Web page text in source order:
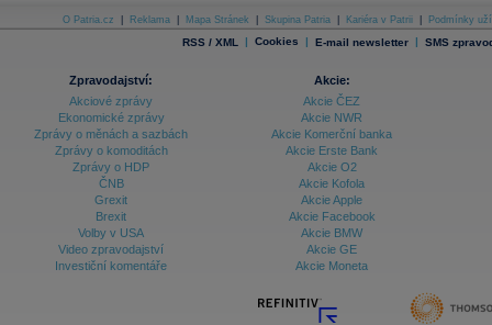
O Patria.cz Reklama Mapa Stránek Skupina Patria Kariéra v Patrii Podmínky
RSS / XML | Cookies | E-mail newsletter | SMS
Zpravodajství:
Akciové zprávy
Ekonomické zprávy
Zprávy o měnách a sazbách
Zprávy o komoditách
Zprávy o HDP
ČNB
Grexit
Brexit
Volby v USA
Video zpravodajství
Investiční komentáře
Akcie:
Akcie ČEZ
Akcie NWR
Akcie Komerční banka
Akcie Erste Bank
Akcie O2
Akcie Kofola
Akcie Apple
Akcie Facebook
Akcie BMW
Akcie GE
Akcie Moneta